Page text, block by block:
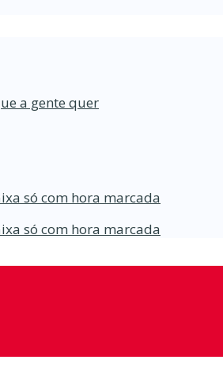
a gente quer
só com hora marcada
só com hora marcada